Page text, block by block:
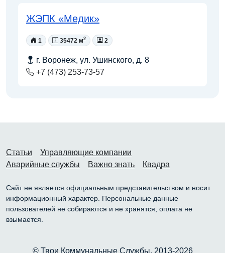
ЖЭПК «Медик»
1 35472 м2 2
г. Воронеж, ул. Ушинского, д. 8
+7 (473) 253-73-57
Статьи
Управляющие компании
Аварийные службы
Важно знать Квадра
Сайт не является официальным представительством и носит
информационный характер. Персональные данные
пользователей не собираются и не хранятся, оплата не
взымается.
© Твои Коммунальные Службы, 2013-2026